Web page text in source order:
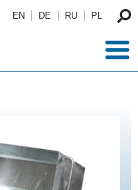
EN DE RU PL